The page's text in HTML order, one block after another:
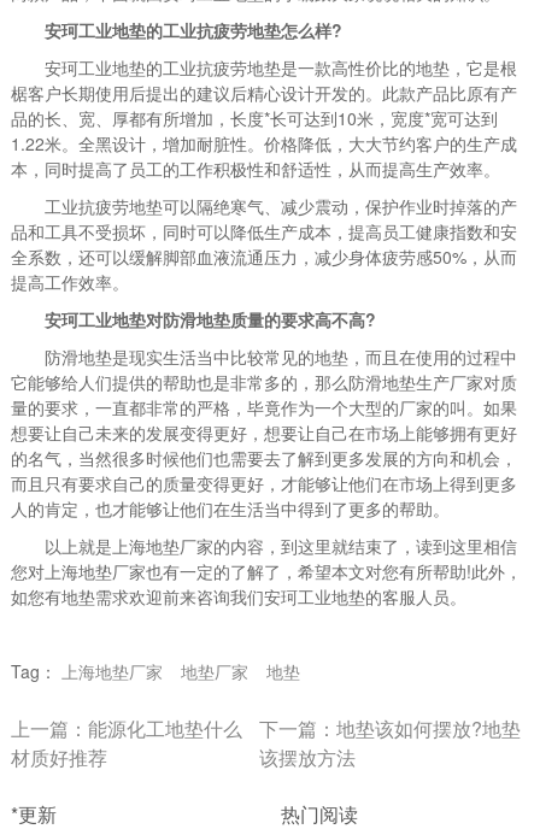
安珂工业地垫的工业抗疲劳地垫怎么样?
安珂工业地垫的工业抗疲劳地垫是一款高性价比的地垫，它是根
椐客户长期使用后提出的建议后精心设计开发的。此款产品比原有产
品的长、宽、厚都有所增加，长度*长可达到10米，宽度*宽可达到
1.22米。全黑设计，增加耐脏性。价格降低，大大节约客户的生产成
本，同时提高了员工的工作积极性和舒适性，从而提高生产效率。
工业抗疲劳地垫可以隔绝寒气、减少震动，保护作业时掉落的产
品和工具不受损坏，同时可以降低生产成本，提高员工健康指数和安
全系数，还可以缓解脚部血液流通压力，减少身体疲劳感50%，从而
提高工作效率。
安珂工业地垫对防滑地垫质量的要求高不高?
防滑地垫是现实生活当中比较常见的地垫，而且在使用的过程中
它能够给人们提供的帮助也是非常多的，那么防滑地垫生产厂家对质
量的要求，一直都非常的严格，毕竟作为一个大型的厂家的叫。如果
想要让自己未来的发展变得更好，想要让自己在市场上能够拥有更好
的名气，当然很多时候他们也需要去了解到更多发展的方向和机会，
而且只有要求自己的质量变得更好，才能够让他们在市场上得到更多
人的肯定，也才能够让他们在生活当中得到了更多的帮助。
以上就是上海地垫厂家的内容，到这里就结束了，读到这里相信
您对上海地垫厂家也有一定的了解了，希望本文对您有所帮助!此外，
如您有地垫需求欢迎前来咨询我们安珂工业地垫的客服人员。
Tag： 上海地垫厂家 地垫厂家 地垫
上一篇： 能源化工地垫什么
材质好推荐
下一篇： 地垫该如何摆放?地垫
该摆放方法
*更新 热门阅读